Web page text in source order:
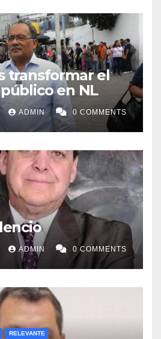
transformar el
en NL
ADMIN 0 COMMENTS
ADMIN 0 COMMENTS
RELEVANTE